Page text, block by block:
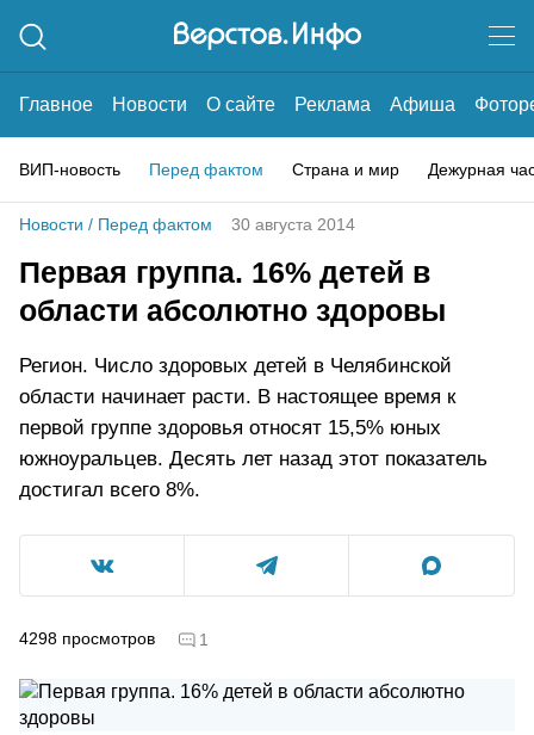
Главное Новости О сайте Реклама Афиша
ВИП-новость Перед фактом Страна и мир Дежурная
Новости / Перед фактом 30 августа 2014
Первая группа. 16% детей в
области абсолютно здоровы
Регион. Число здоровых детей в Челябинской
области начинает расти. В настоящее время к
первой группе здоровья относят 15,5% юных
южноуральцев. Десять лет назад этот показатель
достигал всего 8%.
4298 просмотров 1